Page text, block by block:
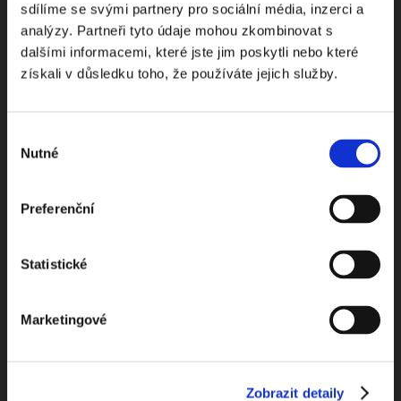
sdílíme se svými partnery pro sociální média, inzerci a
analýzy. Partneři tyto údaje mohou zkombinovat s
dalšími informacemi, které jste jim poskytli nebo které
získali v důsledku toho, že používáte jejich služby.
souhlasu
Nutné
Preferenční
Statistické
Marketingové
Zobrazit detaily
Odebírejte Beck-online
NEWS
Beru na vědomí zpracování osobních údajů